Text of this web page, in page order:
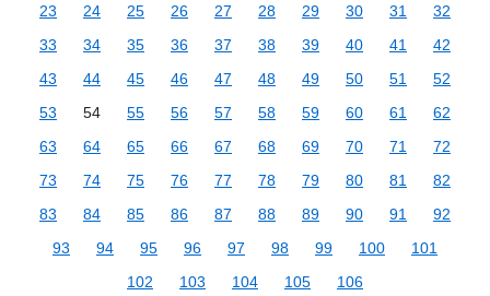
23
24 25 26 27 28 29 30 31
32
33
34 35 36 37 38 39 40 41
42
43
44 45 46 47 48 49 50 51
52
53
54 55 56 57 58 59 60 61
62
63
64 65 66 67 68 69 70 71
72
73
74 75 76 77 78 79 80 81
82
83
84 85 86 87 88 89 90 91
92
93
94 95 96 97 98 99 100
101
102
103 104 105 106